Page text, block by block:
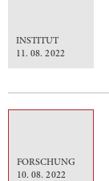
INSTITUT
11. 08. 2022
FORSCHUNG
10. 08. 2022